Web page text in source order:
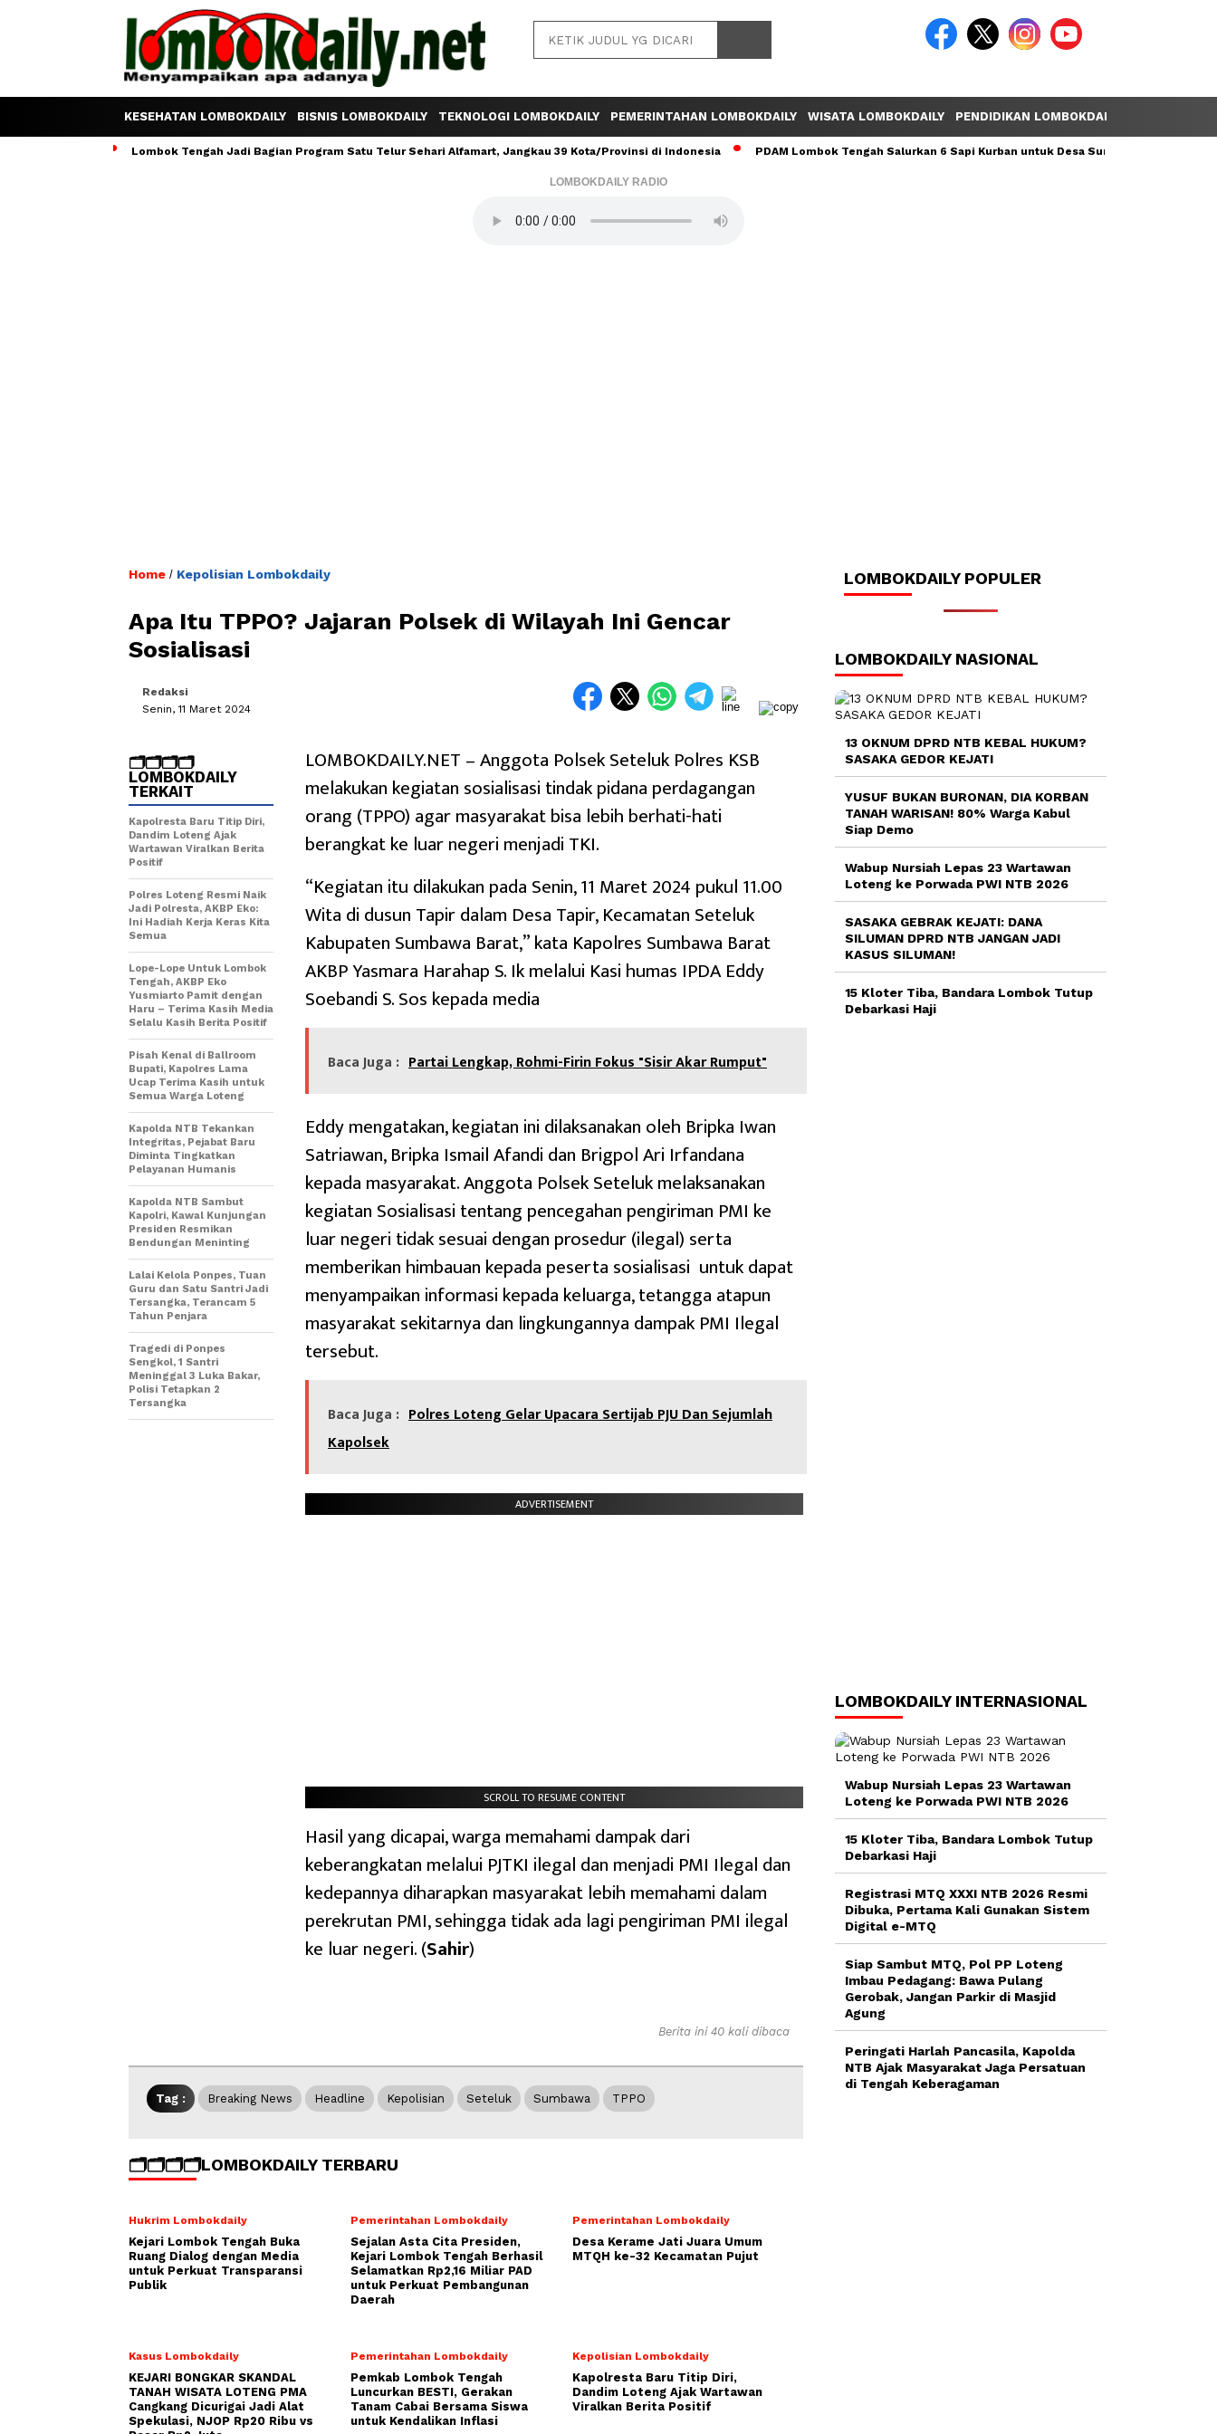
KESEHATAN LOMBOKDAILY BISNIS LOMBOKDAILY TEKNOLOGI LOMBOKDAILY PEMERINTAHAN LOMBOKDAILY WISATA LOMBOKDAILY PENDIDIKAN LOMBOKDAILY
Lombok Tengah Jadi Bagian Program Satu Telur Sehari Alfamart, Jangkau 39 Kota/Provinsi di Indonesia PDAM Lombok Tengah Salurkan 6 Sapi Kurban untuk Desa Sumber Mata Air
LOMBOKDAILY RADIO
Home / Kepolisian Lombokdaily
Apa Itu TPPO? Jajaran Polsek di Wilayah Ini Gencar
Sosialisasi
Redaksi
Senin, 11 Maret 2024
LOMBOKDAILY.NET – Anggota Polsek Seteluk Polres KSB
melakukan kegiatan sosialisasi tindak pidana perdagangan
orang (TPPO) agar masyarakat bisa lebih berhati-hati
berangkat ke luar negeri menjadi TKI.
“Kegiatan itu dilakukan pada Senin, 11 Maret 2024 pukul 11.00
Wita di dusun Tapir dalam Desa Tapir, Kecamatan Seteluk
Kabupaten Sumbawa Barat,” kata Kapolres Sumbawa Barat
AKBP Yasmara Harahap S. Ik melalui Kasi humas IPDA Eddy
Soebandi S. Sos kepada media
Baca Juga : Partai Lengkap, Rohmi-Firin Fokus "Sisir Akar Rumput"
Eddy mengatakan, kegiatan ini dilaksanakan oleh Bripka Iwan
Satriawan, Bripka Ismail Afandi dan Brigpol Ari Irfandana
kepada masyarakat. Anggota Polsek Seteluk melaksanakan
kegiatan Sosialisasi tentang pencegahan pengiriman PMI ke
luar negeri tidak sesuai dengan prosedur (ilegal) serta
memberikan himbauan kepada peserta sosialisasi untuk dapat
menyampaikan informasi kepada keluarga, tetangga atapun
masyarakat sekitarnya dan lingkungannya dampak PMI Ilegal
tersebut.
Baca Juga : Polres Loteng Gelar Upacara Sertijab PJU Dan Sejumlah
Kapolsek
ADVERTISEMENT
Kapal Polisi Ditpolairud Polda NTB
SCROLL TO RESUME CONTENT
Hasil yang dicapai, warga memahami dampak dari
keberangkatan melalui PJTKI ilegal dan menjadi PMI Ilegal dan
kedepannya diharapkan masyarakat lebih memahami dalam
perekrutan PMI, sehingga tidak ada lagi pengiriman PMI ilegal
ke luar negeri. (Sahir)
🗂️🗂️🗂️🗂️
LOMBOKDAILY
TERKAIT
Kapolresta Baru Titip Diri,
Dandim Loteng Ajak
Wartawan Viralkan Berita
Positif
Polres Loteng Resmi Naik
Jadi Polresta, AKBP Eko:
Ini Hadiah Kerja Keras Kita
Semua
Lope-Lope Untuk Lombok
Tengah, AKBP Eko
Yusmiarto Pamit dengan
Haru – Terima Kasih Media
Selalu Kasih Berita Positif
Pisah Kenal di Ballroom
Bupati, Kapolres Lama
Ucap Terima Kasih untuk
Semua Warga Loteng
Kapolda NTB Tekankan
Integritas, Pejabat Baru
Diminta Tingkatkan
Pelayanan Humanis
Kapolda NTB Sambut
Kapolri, Kawal Kunjungan
Presiden Resmikan
Bendungan Meninting
Lalai Kelola Ponpes, Tuan
Guru dan Satu Santri Jadi
Tersangka, Terancam 5
Tahun Penjara
Tragedi di Ponpes
Sengkol, 1 Santri
Meninggal 3 Luka Bakar,
Polisi Tetapkan 2
Tersangka
Berita ini 40 kali dibaca
Tag : Breaking News Headline Kepolisian Seteluk Sumbawa TPPO
🗂️🗂️🗂️🗂️LOMBOKDAILY TERBARU
Hukrim Lombokdaily
Kejari Lombok Tengah Buka
Ruang Dialog dengan Media
untuk Perkuat Transparansi
Publik
Pemerintahan Lombokdaily
Sejalan Asta Cita Presiden,
Kejari Lombok Tengah Berhasil
Selamatkan Rp2,16 Miliar PAD
untuk Perkuat Pembangunan
Daerah
Pemerintahan Lombokdaily
Desa Kerame Jati Juara Umum
MTQH ke-32 Kecamatan Pujut
Kasus Lombokdaily
KEJARI BONGKAR SKANDAL
TANAH WISATA LOTENG PMA
Cangkang Dicurigai Jadi Alat
Spekulasi, NJOP Rp20 Ribu vs
Pemerintahan Lombokdaily
Pemkab Lombok Tengah
Luncurkan BESTI, Gerakan
Tanam Cabai Bersama Siswa
untuk Kendalikan Inflasi
Kepolisian Lombokdaily
Kapolresta Baru Titip Diri,
Dandim Loteng Ajak Wartawan
Viralkan Berita Positif
LOMBOKDAILY POPULER
LOMBOKDAILY NASIONAL
13 OKNUM DPRD NTB KEBAL HUKUM?
SASAKA GEDOR KEJATI
YUSUF BUKAN BURONAN, DIA KORBAN
TANAH WARISAN! 80% Warga Kabul
Siap Demo
Wabup Nursiah Lepas 23 Wartawan
Loteng ke Porwada PWI NTB 2026
SASAKA GEBRAK KEJATI: DANA
SILUMAN DPRD NTB JANGAN JADI
KASUS SILUMAN!
15 Kloter Tiba, Bandara Lombok Tutup
Debarkasi Haji
LOMBOKDAILY INTERNASIONAL
Wabup Nursiah Lepas 23 Wartawan
Loteng ke Porwada PWI NTB 2026
15 Kloter Tiba, Bandara Lombok Tutup
Debarkasi Haji
Registrasi MTQ XXXI NTB 2026 Resmi
Dibuka, Pertama Kali Gunakan Sistem
Digital e-MTQ
Siap Sambut MTQ, Pol PP Loteng
Imbau Pedagang: Bawa Pulang
Gerobak, Jangan Parkir di Masjid
Agung
Peringati Harlah Pancasila, Kapolda
NTB Ajak Masyarakat Jaga Persatuan
di Tengah Keberagaman